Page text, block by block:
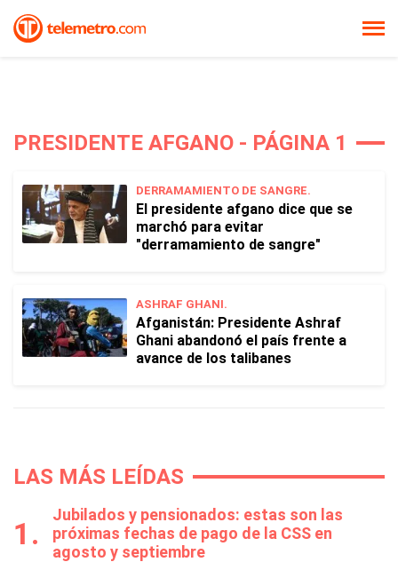
PRESIDENTE AFGANO - PÁGINA 1
DERRAMAMIENTO DE SANGRE.
El presidente afgano dice que se
marchó para evitar
"derramamiento de sangre"
ASHRAF GHANI.
Afganistán: Presidente Ashraf
Ghani abandonó el país frente a
avance de los talibanes
LAS MÁS LEÍDAS
Jubilados y pensionados: estas son las
próximas fechas de pago de la CSS en
agosto y septiembre